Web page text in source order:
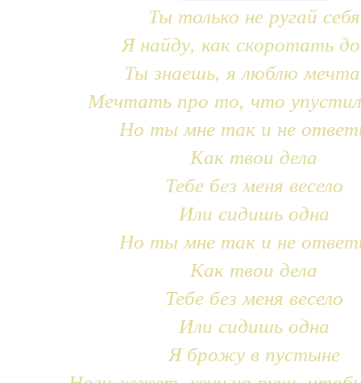
Ты только не ругай себя
Я найду, как скоротать
Ты знаешь, я люблю
Мечтать про то, что
Но ты мне так и не
Как твои дела
Тебе без меня весело
Или сидишь одна
Но ты мне так и не
Как твои дела
Тебе без меня весело
Или сидишь одна
Я брожу в пустыне